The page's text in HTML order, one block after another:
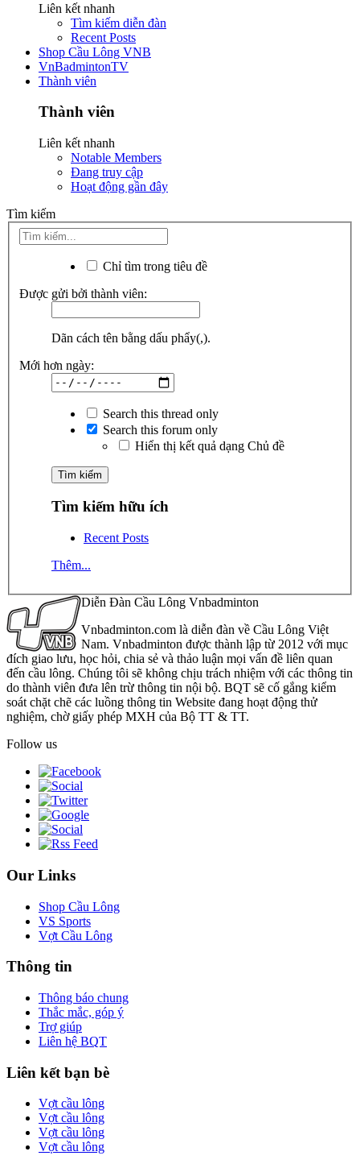
Liên kết nhanh
Tìm kiếm diễn đàn
Recent Posts
Shop Cầu Lông VNB
VnBadmintonTV
Thành viên
Thành viên
Liên kết nhanh
Notable Members
Đang truy cập
Hoạt động gần đây
Tìm kiếm
Chỉ tìm trong tiêu đề
Được gửi bởi thành viên:
Dãn cách tên bằng dấu phẩy(,).
Mới hơn ngày:
Search this thread only
Search this forum only
Hiển thị kết quả dạng Chủ đề
Tìm kiếm hữu ích
Recent Posts
Thêm...
Diễn Đàn Cầu Lông Vnbadminton
Vnbadminton.com là diễn đàn về Cầu Lông Việt
Nam. Vnbadminton được thành lập từ 2012 với mục
đích giao lưu, học hỏi, chia sẻ và thảo luận mọi vấn đề liên quan
đến cầu lông. Chúng tôi sẽ không chịu trách nhiệm với các thông tin
do thành viên đưa lên trừ thông tin nội bộ. BQT sẽ cố gắng kiểm
soát chặt chẽ các luồng thông tin Website đang hoạt động thử
nghiệm, chờ giấy phép MXH của Bộ TT & TT.
Follow us
Our Links
Shop Cầu Lông
VS Sports
Vợt Cầu Lông
Thông tin
Thông báo chung
Thắc mắc, góp ý
Trợ giúp
Liên hệ BQT
Liên kết bạn bè
Vợt cầu lông
Vợt cầu lông
Vợt cầu lông
Vợt cầu lông